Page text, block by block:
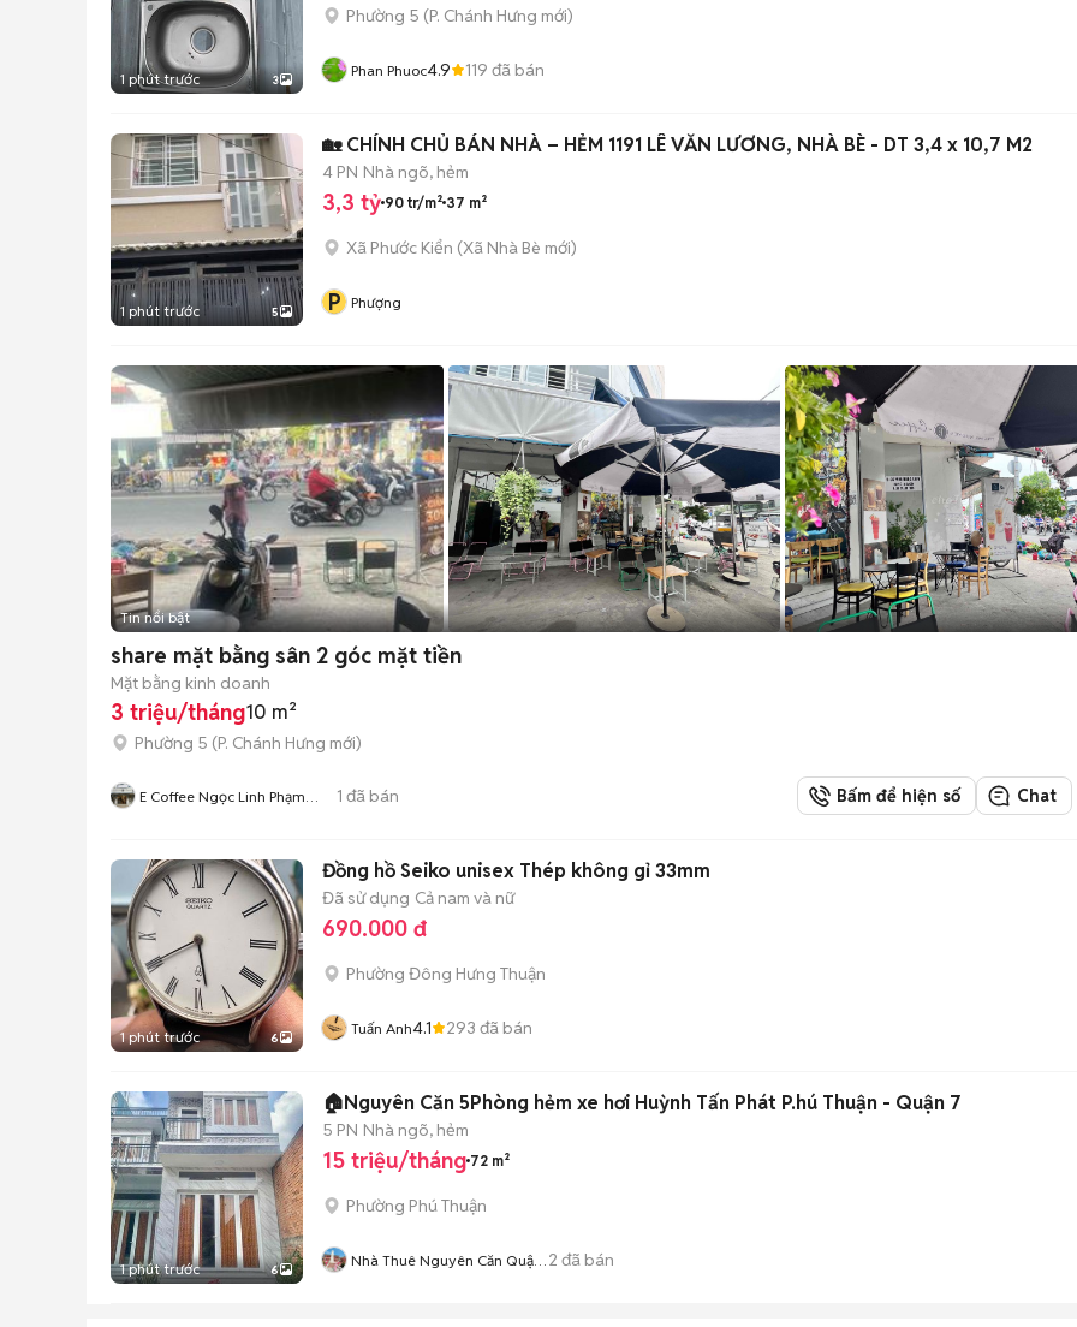
1 phút trước 3
Phường 5 (P. Chánh Hưng mới)
Phan Phuoc4.9 119 đã bán
1 phút trước 5
🏡 CHÍNH CHỦ BÁN NHÀ – HẺM 1191 LÊ VĂN LƯƠNG, NHÀ BÈ - DT 3,4 x 10,7 M2
4 PN Nhà ngõ, hẻm
3,3 tỷ 90 tr/m² 37 m²
Xã Phước Kiển (Xã Nhà Bè mới)
P Phượng
Tin nổi bật
share mặt bằng sân 2 góc mặt tiền
Mặt bằng kinh doanh
3 triệu/tháng10 m²
Phường 5 (P. Chánh Hưng mới)
E Coffee Ngọc Linh Phạm
1 đã bán Bấm để hiện số Chat
1 phút trước 6
Đồng hồ Seiko unisex Thép không gỉ 33mm
Đã sử dụng Cả nam và nữ
690.000 đ
Phường Đông Hưng Thuận
Tuấn Anh4.1 293 đã bán
1 phút trước 6
🏠Nguyên Căn 5Phòng hẻm xe hơi Huỳnh Tấn Phát P.hú Thuận - Quận 7
5 PN Nhà ngõ, hẻm
15 triệu/tháng 72 m²
Phường Phú Thuận
Nhà Thuê Nguyên Căn Quận 2 đã bán